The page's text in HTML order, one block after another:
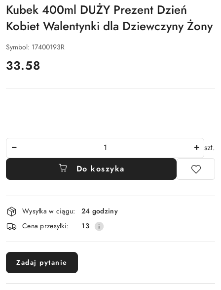
Kubek 400ml DUŻY Prezent Dzień
Kobiet Walentynki dla Dziewczyny Żony
Symbol: 17400193R
cena:
33.58
szt.
Do koszyka
Dostępność
i
dostawa
Wysyłka w ciągu:
24 godziny
Cena przesyłki:
13
Zadaj pytanie